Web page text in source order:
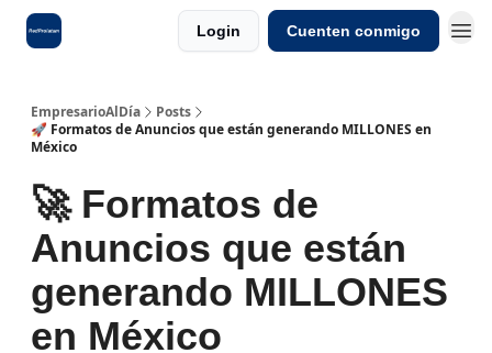
Login Cuenten conmigo
EmpresarioAlDía
Posts
🚀 Formatos de Anuncios que están generando MILLONES en
México
🚀 Formatos de
Anuncios que están
generando MILLONES
en México